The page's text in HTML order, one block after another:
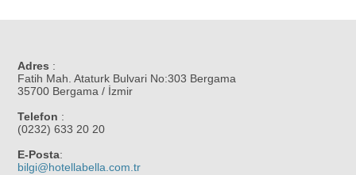
Adres :
Fatih Mah. Ataturk Bulvari No:303 Bergama
35700 Bergama / İzmir
Telefon :
(0232) 633 20 20
E-Posta:
bilgi@hotellabella.com.tr